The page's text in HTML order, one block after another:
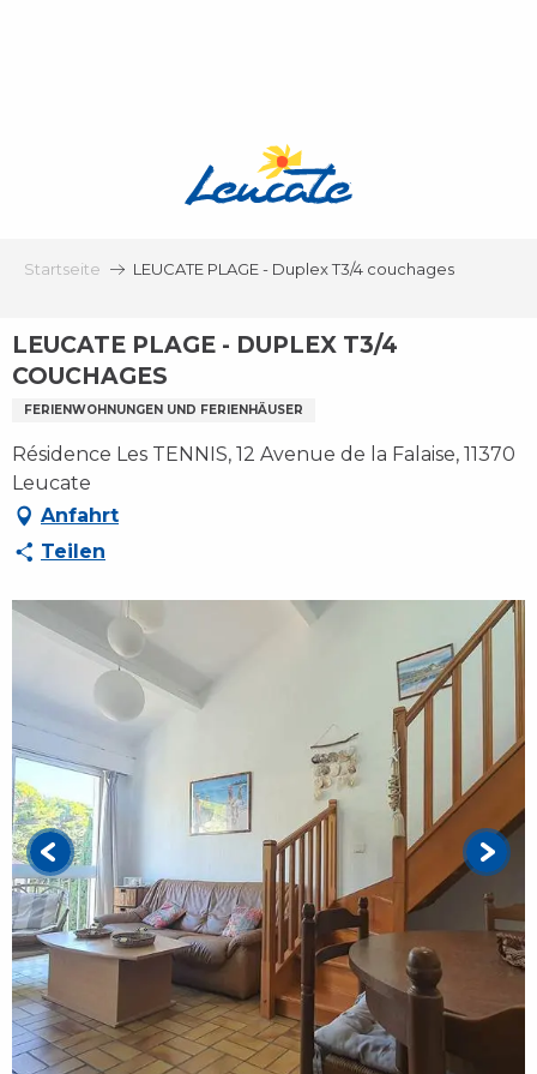
Startseite LEUCATE PLAGE - Duplex T3/4 couchages
LEUCATE PLAGE - DUPLEX T3/4
COUCHAGES
FERIENWOHNUNGEN UND FERIENHÄUSER
Résidence Les TENNIS, 12 Avenue de la Falaise, 11370
Leucate
Anfahrt
Teilen